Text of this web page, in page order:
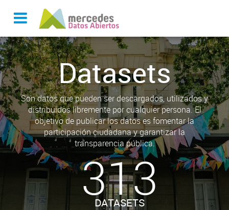
Datasets
Son datos que pueden ser descargados, utilizados y
distribuidos libremente por cualquier persona. El
objetivo de publicar los datos es fomentar la
participación ciudadana y garantizar la
transparencia pública.
313
DATASETS